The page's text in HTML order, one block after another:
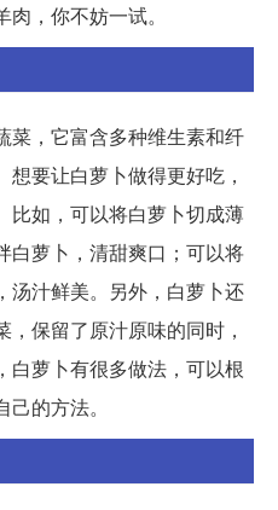
，你不妨一试。
菜，它富含多种维生素和纤
要让白萝卜做得更好吃，
比如，可以将白萝卜切成薄
白萝卜，清甜爽口；可以将
汤汁鲜美。另外，白萝卜还
保留了原汁原味的同时，
白萝卜有很多做法，可以根
的方法。